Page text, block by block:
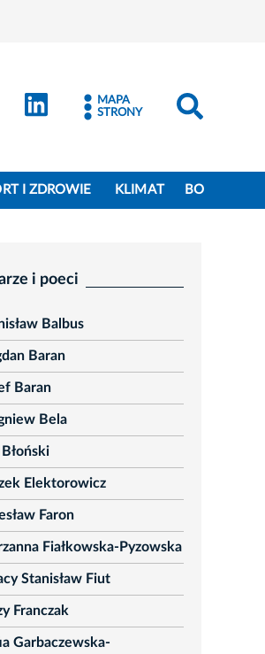
- YouTube
- Instagram
Kraków - LinkedIn
MAPA
STRONY
I ZDROWIE KLIMAT BO
i poeci
Balbus
Baran
Baran
Bela
Elektorowicz
Faron
Fiałkowska-Pyzowska
Stanisław Fiut
Franczak
Garbaczewska-